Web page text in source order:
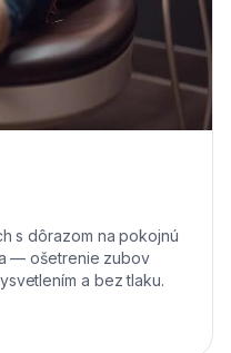
s dôrazom na pokojnú
— ošetrenie zubov
a bez tlaku.